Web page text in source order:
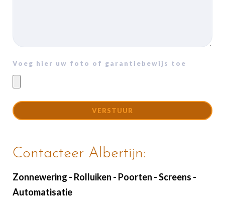
Voeg hier uw foto of garantiebewijs toe
Contacteer Albertijn:
Zonnewering - Rolluiken - Poorten - Screens -
Automatisatie